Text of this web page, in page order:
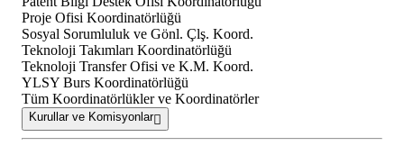
Proje Ofisi Koordinatörlüğü
Sosyal Sorumluluk ve Gönl. Çlş. Koord.
Teknoloji Takımları Koordinatörlüğü
Teknoloji Transfer Ofisi ve K.M. Koord.
YLSY Burs Koordinatörlüğü
Tüm Koordinatörlükler ve Koordinatörler
Kurullar ve Komisyonlar